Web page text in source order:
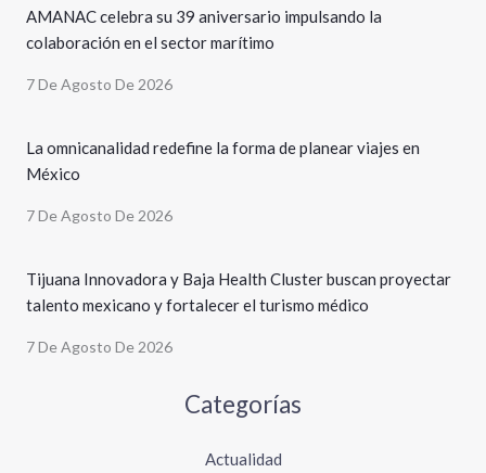
AMANAC celebra su 39 aniversario impulsando la
colaboración en el sector marítimo
7 De Agosto De 2026
La omnicanalidad redefine la forma de planear viajes en
México
7 De Agosto De 2026
Tijuana Innovadora y Baja Health Cluster buscan proyectar
talento mexicano y fortalecer el turismo médico
7 De Agosto De 2026
Categorías
Actualidad